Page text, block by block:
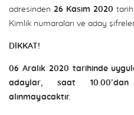
adresinden 26 Kasım 2020
Kimlik numaraları ve aday
DİKKAT!
06 Aralık 2020 tarihinde
adaylar, saat
alınmayacaktır.